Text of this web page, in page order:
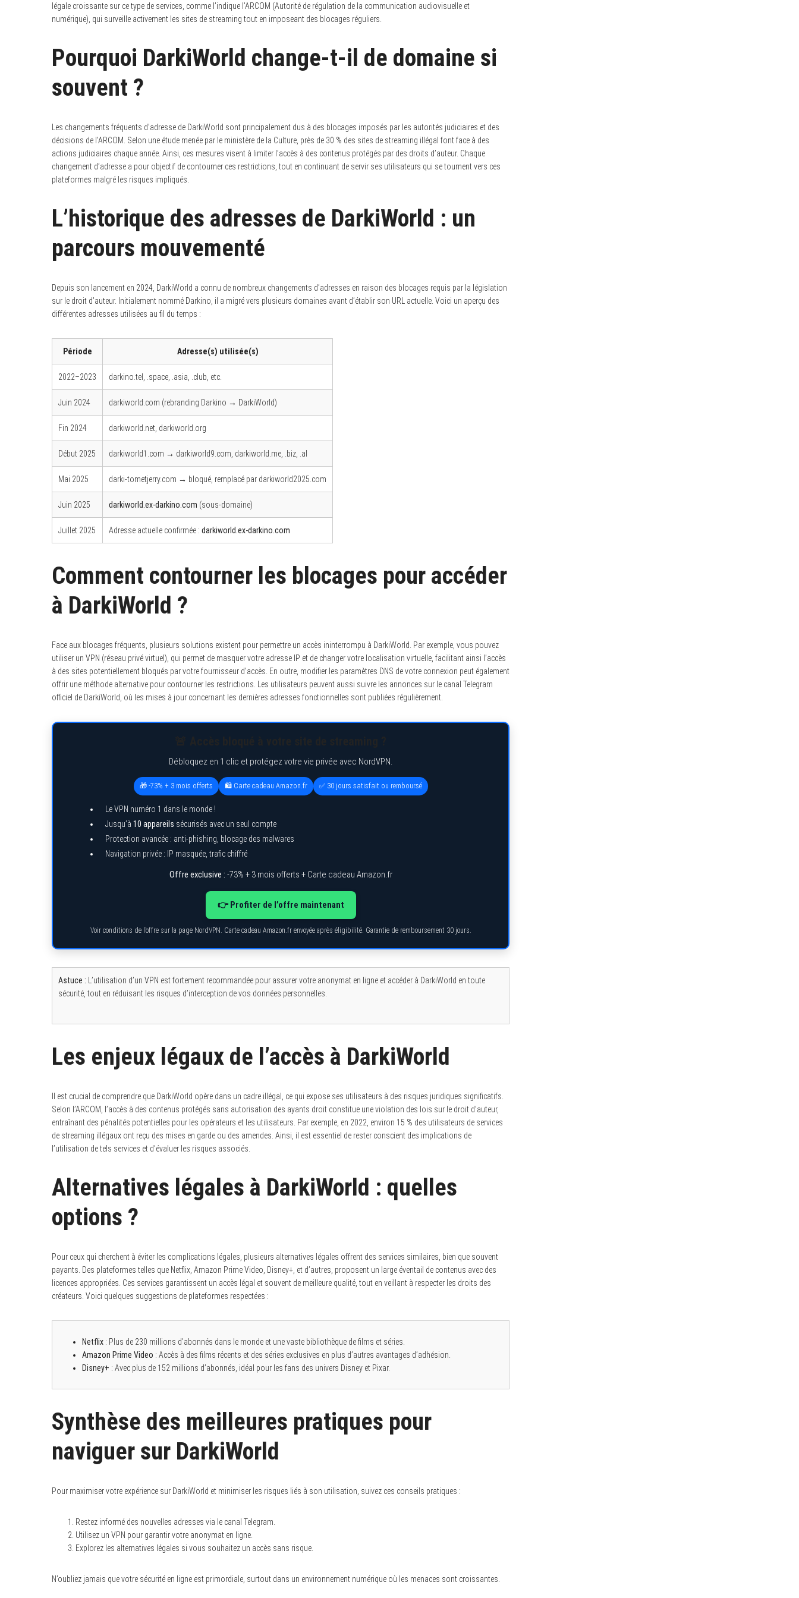
légale croissante sur ce type de services, comme l’indique l’ARCOM (Autorité de régulation de la communication audiovisuelle et
numérique), qui surveille activement les sites de streaming tout en imposeant des blocages réguliers.
Pourquoi DarkiWorld change-t-il de domaine si
souvent ?
Les changements fréquents d’adresse de DarkiWorld sont principalement dus à des blocages imposés par les autorités judiciaires et des
décisions de l’ARCOM. Selon une étude menée par le ministère de la Culture, près de 30 % des sites de streaming illégal font face à des
actions judiciaires chaque année. Ainsi, ces mesures visent à limiter l’accès à des contenus protégés par des droits d’auteur. Chaque
changement d’adresse a pour objectif de contourner ces restrictions, tout en continuant de servir ses utilisateurs qui se tournent vers ces
plateformes malgré les risques impliqués.
L’historique des adresses de DarkiWorld : un
parcours mouvementé
Depuis son lancement en 2024, DarkiWorld a connu de nombreux changements d’adresses en raison des blocages requis par la législation
sur le droit d’auteur. Initialement nommé Darkino, il a migré vers plusieurs domaines avant d’établir son URL actuelle. Voici un aperçu des
différentes adresses utilisées au fil du temps :
Période Adresse(s) utilisée(s)
2022–2023 darkino.tel, .space, .asia, .club, etc.
Juin 2024 darkiworld.com (rebranding Darkino → DarkiWorld)
Fin 2024 darkiworld.net, darkiworld.org
Début 2025 darkiworld1.com → darkiworld9.com, darkiworld.me, .biz, .al
Mai 2025 darki-tometjerry.com → bloqué, remplacé par darkiworld2025.com
Juin 2025 darkiworld.ex-darkino.com (sous-domaine)
Juillet 2025 Adresse actuelle confirmée : darkiworld.ex-darkino.com
Comment contourner les blocages pour accéder
à DarkiWorld ?
Face aux blocages fréquents, plusieurs solutions existent pour permettre un accès ininterrompu à DarkiWorld. Par exemple, vous pouvez
utiliser un VPN (réseau privé virtuel), qui permet de masquer votre adresse IP et de changer votre localisation virtuelle, facilitant ainsi l’accès
à des sites potentiellement bloqués par votre fournisseur d’accès. En outre, modifier les paramètres DNS de votre connexion peut également
offrir une méthode alternative pour contourner les restrictions. Les utilisateurs peuvent aussi suivre les annonces sur le canal Telegram
officiel de DarkiWorld, où les mises à jour concernant les dernières adresses fonctionnelles sont publiées régulièrement.
Débloquez en 1 clic et protégez votre vie privée avec NordVPN.
🎁 -73% + 3 mois offerts 🛍️ Carte cadeau Amazon.fr ✅ 30 jours satisfait ou remboursé
Le VPN numéro 1 dans le monde !
Jusqu’à 10 appareils sécurisés avec un seul compte
Protection avancée : anti-phishing, blocage des malwares
Navigation privée : IP masquée, trafic chiffré
Offre exclusive : -73% + 3 mois offerts + Carte cadeau Amazon.fr
👉 Profiter de l’offre maintenant
Voir conditions de l’offre sur la page NordVPN. Carte cadeau Amazon.fr envoyée après éligibilité. Garantie de remboursement 30 jours.
Astuce : L’utilisation d’un VPN est fortement recommandée pour assurer votre anonymat en ligne et accéder à DarkiWorld en toute
sécurité, tout en réduisant les risques d’interception de vos données personnelles.
Les enjeux légaux de l’accès à DarkiWorld
Il est crucial de comprendre que DarkiWorld opère dans un cadre illégal, ce qui expose ses utilisateurs à des risques juridiques significatifs.
Selon l’ARCOM, l’accès à des contenus protégés sans autorisation des ayants droit constitue une violation des lois sur le droit d’auteur,
entraînant des pénalités potentielles pour les opérateurs et les utilisateurs. Par exemple, en 2022, environ 15 % des utilisateurs de services
de streaming illégaux ont reçu des mises en garde ou des amendes. Ainsi, il est essentiel de rester conscient des implications de
l’utilisation de tels services et d’évaluer les risques associés.
Alternatives légales à DarkiWorld : quelles
options ?
Pour ceux qui cherchent à éviter les complications légales, plusieurs alternatives légales offrent des services similaires, bien que souvent
payants. Des plateformes telles que Netflix, Amazon Prime Video, Disney+, et d’autres, proposent un large éventail de contenus avec des
licences appropriées. Ces services garantissent un accès légal et souvent de meilleure qualité, tout en veillant à respecter les droits des
créateurs. Voici quelques suggestions de plateformes respectées :
Netflix : Plus de 230 millions d’abonnés dans le monde et une vaste bibliothèque de films et séries.
Amazon Prime Video : Accès à des films récents et des séries exclusives en plus d’autres avantages d’adhésion.
Disney+ : Avec plus de 152 millions d’abonnés, idéal pour les fans des univers Disney et Pixar.
Synthèse des meilleures pratiques pour
naviguer sur DarkiWorld
Pour maximiser votre expérience sur DarkiWorld et minimiser les risques liés à son utilisation, suivez ces conseils pratiques :
Restez informé des nouvelles adresses via le canal Telegram.
Utilisez un VPN pour garantir votre anonymat en ligne.
Explorez les alternatives légales si vous souhaitez un accès sans risque.
N’oubliez jamais que votre sécurité en ligne est primordiale, surtout dans un environnement numérique où les menaces sont croissantes.
S
a
r
c
o
: